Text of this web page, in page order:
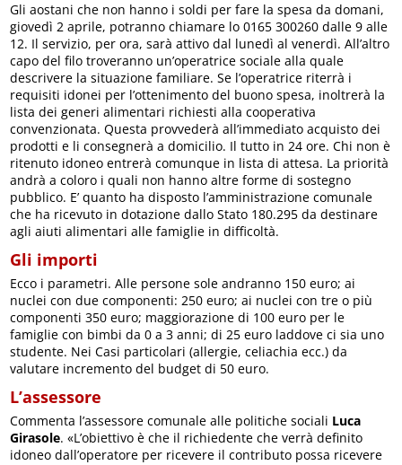
Gli aostani che non hanno i soldi per fare la spesa da domani,
giovedì 2 aprile, potranno chiamare lo 0165 300260 dalle 9 alle
12. Il servizio, per ora, sarà attivo dal lunedì al venerdì. All’altro
capo del filo troveranno un’operatrice sociale alla quale
descrivere la situazione familiare. Se l’operatrice riterrà i
requisiti idonei per l’ottenimento del buono spesa, inoltrerà la
lista dei generi alimentari richiesti alla cooperativa
convenzionata. Questa provvederà all’immediato acquisto dei
prodotti e li consegnerà a domicilio. Il tutto in 24 ore. Chi non è
ritenuto idoneo entrerà comunque in lista di attesa. La priorità
andrà a coloro i quali non hanno altre forme di sostegno
pubblico. E’ quanto ha disposto l’amministrazione comunale
che ha ricevuto in dotazione dallo Stato 180.295 da destinare
agli aiuti alimentari alle famiglie in difficoltà.
Gli importi
Ecco i parametri. Alle persone sole andranno 150 euro; ai
nuclei con due componenti: 250 euro; ai nuclei con tre o più
componenti 350 euro; maggiorazione di 100 euro per le
famiglie con bimbi da 0 a 3 anni; di 25 euro laddove ci sia uno
studente. Nei Casi particolari (allergie, celiachia ecc.) da
valutare incremento del budget di 50 euro.
L’assessore
Commenta l’assessore comunale alle politiche sociali Luca
Girasole. «L’obiettivo è che il richiedente che verrà definito
idoneo dall’operatore per ricevere il contributo possa ricevere